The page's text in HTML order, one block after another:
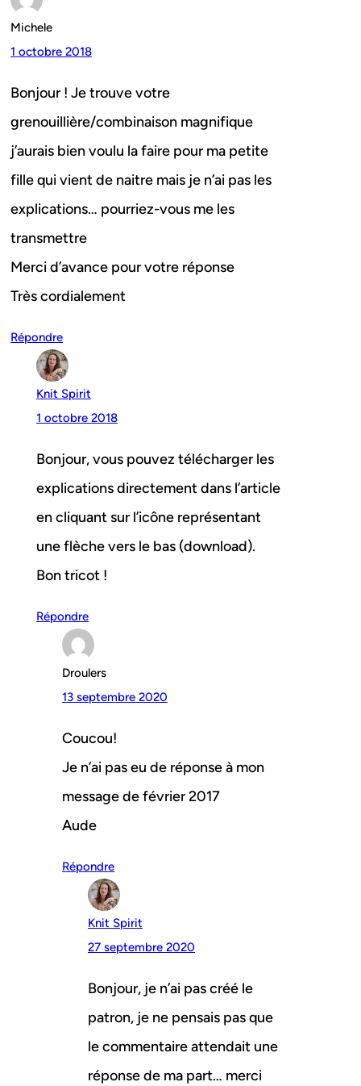
Michele
1 octobre 2018
Bonjour ! Je trouve votre
grenouillière/combinaison magnifique
j’aurais bien voulu la faire pour ma petite
fille qui vient de naitre mais je n’ai pas les
explications… pourriez-vous me les
transmettre
Merci d’avance pour votre réponse
Très cordialement
Répondre
Knit Spirit
1 octobre 2018
Bonjour, vous pouvez télécharger les
explications directement dans l’article
en cliquant sur l’icône représentant
une flèche vers le bas (download).
Bon tricot !
Répondre
Droulers
13 septembre 2020
Coucou!
Je n’ai pas eu de réponse à mon
message de février 2017
Aude
Répondre
Knit Spirit
27 septembre 2020
Bonjour, je n’ai pas créé le
patron, je ne pensais pas que
le commentaire attendait une
réponse de ma part… merci